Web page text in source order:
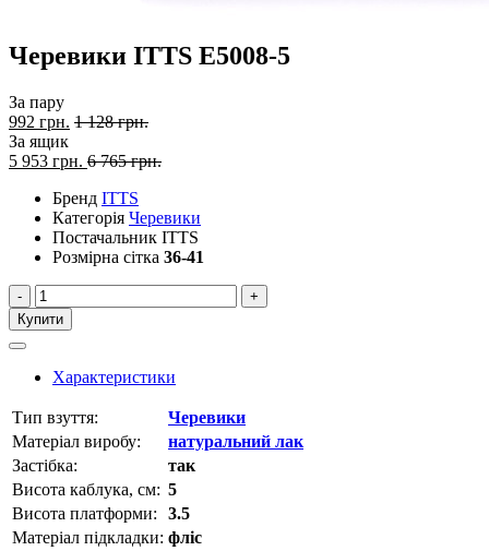
Черевики ITTS E5008-5
За пару
992 грн. 1 128 грн.
За ящик
5 953 грн. 6 765 грн.
Бренд ITTS
Категорія Черевики
Постачальник ITTS
Розмірна сітка 36-41
-
+
Купити
Характеристики
Тип взуття:
Черевики
Матеріал виробу:
натуральний лак
Застібка:
так
Висота каблука, см: 5
Висота платформи:
3.5
Матеріал підкладки: фліс